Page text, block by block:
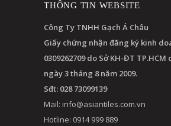
THÔNG TIN WEBSITE
Công Ty TNHH Gạch Á Châu
Giấy chứng nhận đăng ký kinh
0309262709 do Sở KH-ĐT TP.HCM
ngày 3 tháng 8 năm 2009.
Sđt: 028 73099139
Mail: info@asiantiles.com.vn
Hotline: 0914 999 889